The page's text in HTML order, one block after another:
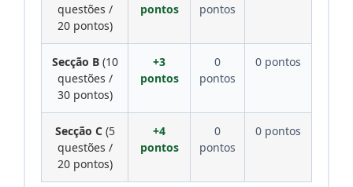
questões /
20 pontos)
pontos
pontos
Secção B(10
questões /
30 pontos)
+3
pontos
0
pontos
0 pontos
Secção C(5
questões /
20 pontos)
+4
pontos
0
pontos
0 pontos